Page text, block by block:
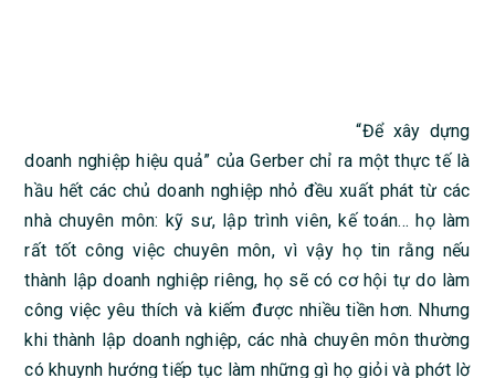
“Để xây dựng
doanh nghiệp hiệu quả” của Gerber chỉ ra một thực tế là
hầu hết các chủ doanh nghiệp nhỏ đều xuất phát từ các
nhà chuyên môn: kỹ sư, lập trình viên, kế toán… họ làm
rất tốt công việc chuyên môn, vì vậy họ tin rằng nếu
thành lập doanh nghiệp riêng, họ sẽ có cơ hội tự do làm
công việc yêu thích và kiếm được nhiều tiền hơn. Nhưng
khi thành lập doanh nghiệp, các nhà chuyên môn thường
có khuynh hướng tiếp tục làm những gì họ giỏi và phớt lờ